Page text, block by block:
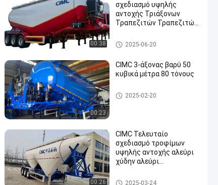
00:38
σχεδιασμό υψηλής
αντοχής Τριάξονων
Τραπεζιτών Τραπεζιτών
τροχόσπιτο τσιμέντου
2025-06-20
00:23
CIMC 3-άξονας βαρύ 50
κυβικά μέτρα 80 τόνους
τροχόσπιτο τσιμέντου
2025-02-20
00:26
CIMC Τελευταίο
σχεδιασμό τροφίμων
υψηλής αντοχής αλεύρι
χύδην αλεύρι
ρυμουλκούμενου
τροχόσπιτο τσιμέντου
2025-03-24